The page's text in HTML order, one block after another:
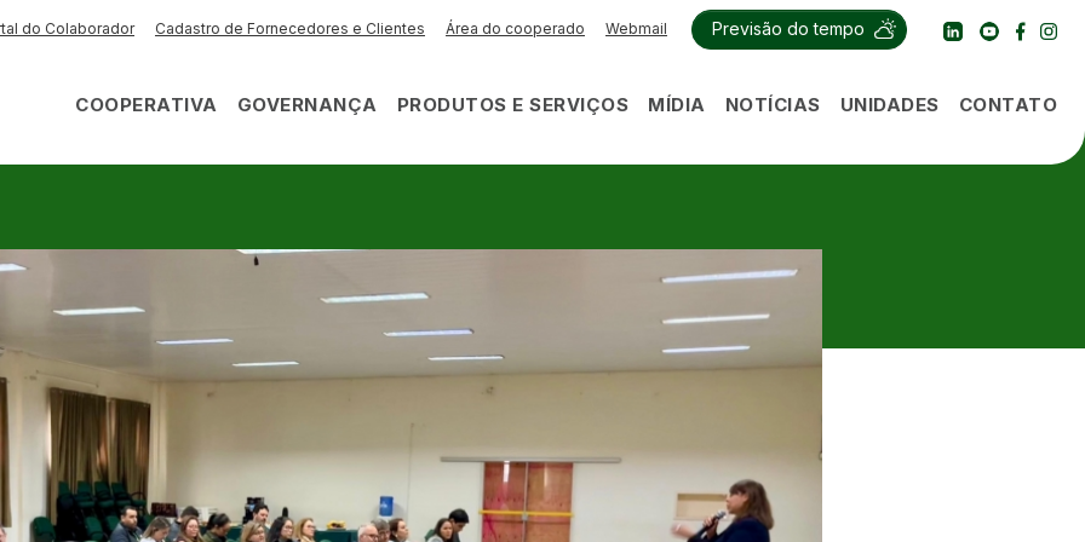
do Colaborador Cadastro de Fornecedores e Clientes Área do cooperado Webmail Previsão do tempo
COOPERATIVA GOVERNANÇA PRODUTOS E SERVIÇOS MÍDIA NOTÍCIAS UNIDADES CONTATO